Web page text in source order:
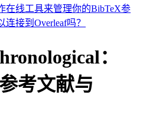
在线工具来管理你的BibTeX参
接到Overleaf吗？
：
考文献与